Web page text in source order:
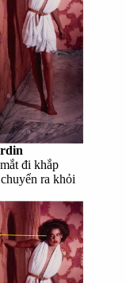
đi khắp
ra khỏi